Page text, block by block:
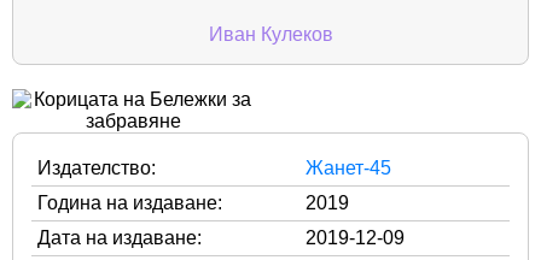
Иван Кулеков
Издателство:
Жанет-45
Година на издаване:
2019
Дата на издаване:
2019-12-09